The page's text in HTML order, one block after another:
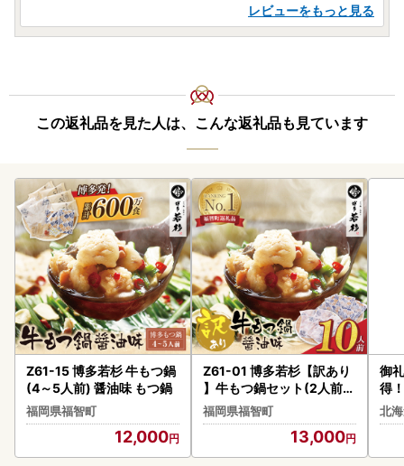
レビューをもっと見る
この返礼品を見た人は、こんな返礼品も見ています
Z61-15 博多若杉 牛もつ鍋
(4～5人前) 醤油味 もつ鍋
福岡県福智町
12,000
Z61-01 博多若杉【訳あり
】牛もつ鍋セット(2人前×
5) 10人前 もつ鍋
福岡県福智町
13,000
御
得
タ
貝
北